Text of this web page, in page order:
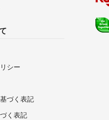
シー
づく表記
く表記